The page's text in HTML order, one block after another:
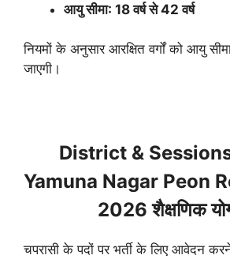
आयु सीमा: 18 वर्ष से 42 वर्ष
नियमों के अनुसार आरक्षित वर्गों को आयु
जाएगी।
District &
Yamuna Nagar Peon
2026 शैक्षणिक
चपरासी के पदों पर भर्ती के लिए आवेदन करने